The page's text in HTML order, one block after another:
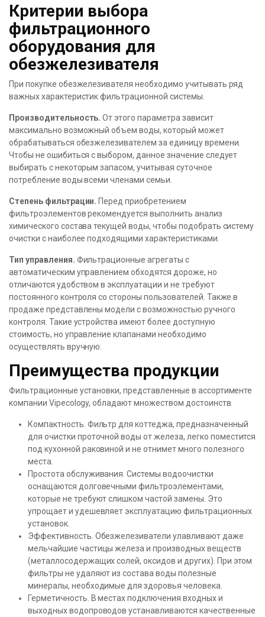
Критерии выбора
фильтрационного
оборудования для
обезжелезивателя
При покупке обезжелезивателя необходимо учитывать ряд
важных характеристик фильтрационной системы.
Производительность. От этого параметра зависит
максимально возможный объем воды, который может
обрабатываться обезжелезивателем за единицу времени.
Чтобы не ошибиться с выбором, данное значение следует
выбирать с некоторым запасом, учитывая суточное
потребление воды всеми членами семьи.
Степень фильтрации. Перед приобретением
фильтроэлементов рекомендуется выполнить анализ
химического состава текущей воды, чтобы подобрать систему
очистки с наиболее подходящими характеристиками.
Тип управления. Фильтрационные агрегаты с
автоматическим управлением обходятся дороже, но
отличаются удобством в эксплуатации и не требуют
постоянного контроля со стороны пользователей. Также в
продаже представлены модели с возможностью ручного
контроля. Такие устройства имеют более доступную
стоимость, но управление клапанами необходимо
осуществлять вручную.
Преимущества продукции
Фильтрационные установки, представленные в ассортименте
компании Vipecology, обладают множеством достоинств.
Компактность. Фильтр для коттеджа, предназначенный
для очистки проточной воды от железа, легко поместится
под кухонной раковиной и не отнимет много полезного
места.
Простота обслуживания. Системы водоочистки
оснащаются долговечными фильтроэлементами,
которые не требуют слишком частой замены. Это
упрощает и удешевляет эксплуатацию фильтрационных
установок.
Эффективность. Обезжелезиватели улавливают даже
мельчайшие частицы железа и производных веществ
(металлосодержащих солей, оксидов и других). При этом
фильтры не удаляют из состава воды полезные
минералы, необходимые для здоровья человека.
Герметичность. В местах подключения входных и
выходных водопроводов устанавливаются качественные